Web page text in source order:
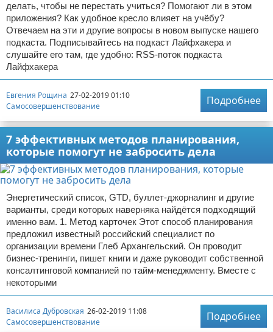
делать, чтобы не перестать учиться? Помогают ли в этом
приложения? Как удобное кресло влияет на учёбу?
Отвечаем на эти и другие вопросы в новом выпуске нашего
подкаста. Подписывайтесь на подкаст Лайфхакера и
слушайте его там, где удобно: RSS-поток подкаста
Лайфхакера
Евгения Рощина 27-02-2019 01:10
Самосовершенствование
Подробнее
7 эффективных методов планирования,
которые помогут не забросить дела
Энергетический список, GTD, буллет-джорналинг и другие
варианты, среди которых наверняка найдётся подходящий
именно вам. 1. Метод карточек Этот способ планирования
предложил известный российский специалист по
организации времени Глеб Архангельский. Он проводит
бизнес-тренинги, пишет книги и даже руководит собственной
консалтинговой компанией по тайм-менеджменту. Вместе с
некоторыми
Василиса Дубровская 26-02-2019 11:08
Самосовершенствование
Подробнее